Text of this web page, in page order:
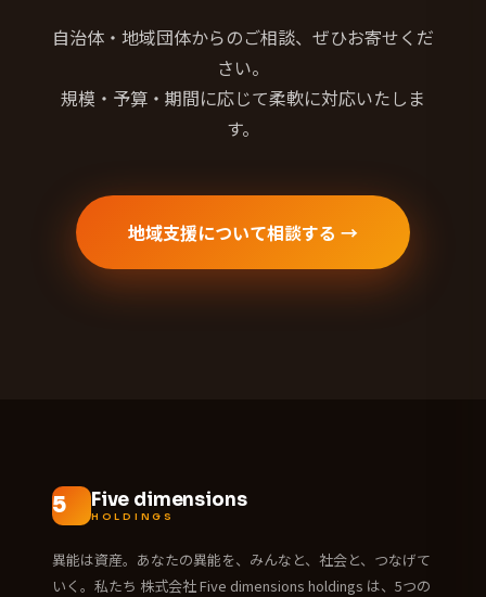
自治体・地域団体からのご相談、ぜひお寄せくだ
さい。
規模・予算・期間に応じて柔軟に対応いたしま
す。
地域支援について相談する →
Five dimensions
HOLDINGS
異能は資産。あなたの異能を、みんなと、社会と、つなげて
いく。私たち 株式会社 Five dimensions holdings は、5つの